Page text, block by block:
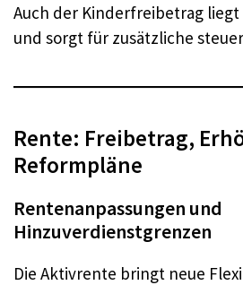
Auch der Kinderfreibetrag liegt
und sorgt für zusätzliche
Rente: Freibetrag,
Reformpläne
Rentenanpassungen und
Hinzuverdienstgrenzen
Die Aktivrente bringt neue